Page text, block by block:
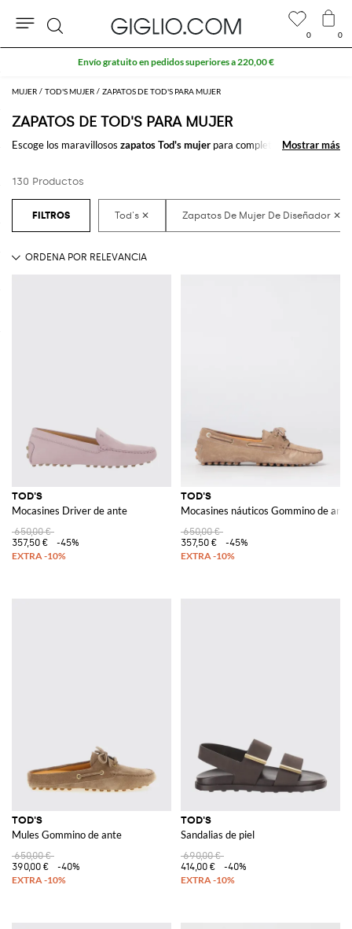
MUJER TOD'S MUJER ZAPATOS DE TOD'S PARA MUJER
ZAPATOS DE TOD'S PARA MUJER
Escoge los maravillosos zapatos Tod's mujer para completar tu outfit.
Descubre las últimas tendencias enzapatos para mujer Tod's onlineen
GIGLIO.COM
Mostrar más
Mostrar más
130 Productos
TOD'S
Mocasines Driver de ante
650,00 €
357,50 €
-45%
TOD'S
Mocasines náuticos Gommino de ante
650,00 €
357,50 €
-45%
TOD'S
Mules Gommino de ante
650,00 €
390,00 €
-40%
TOD'S
Sandalias de piel
690,00 €
414,00 €
-40%
0 0
Buscar